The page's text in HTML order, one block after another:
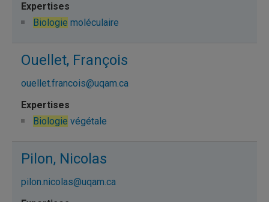
Biologie moléculaire
Ouellet, François
ouellet.francois@uqam.ca
Biologie végétale
Pilon, Nicolas
pilon.nicolas@uqam.ca